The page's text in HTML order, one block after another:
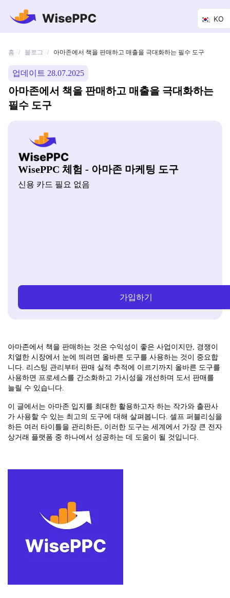
KO
홈 / 블로그 / 아마존에서 책을 판매하고 매출을 극대화하는 필수 도구
업데이트 28.07.2025
아마존에서 책을 판매하고 매출을 극대화하는
필수 도구
WisePPC 체험 - 아마존 마케팅 도구
신용 카드 필요 없음
가입하기
아마존에서 책을 판매하는 것은 수익성이 좋은 사업이지만, 경쟁이
치열한 시장에서 눈에 띄려면 올바른 도구를 사용하는 것이 중요합
니다. 리스팅 관리부터 판매 실적 추적에 이르기까지 올바른 도구를
사용하면 프로세스를 간소화하고 가시성을 개선하며 도서 판매를
늘릴 수 있습니다.
이 글에서는 아마존 입지를 최대한 활용하고자 하는 작가와 출판사
가 사용할 수 있는 최고의 도구에 대해 살펴봅니다. 셀프 퍼블리싱을
하든 여러 타이틀을 관리하든, 이러한 도구는 세계에서 가장 큰 전자
상거래 플랫폼 중 하나에서 성공하는 데 도움이 될 것입니다.